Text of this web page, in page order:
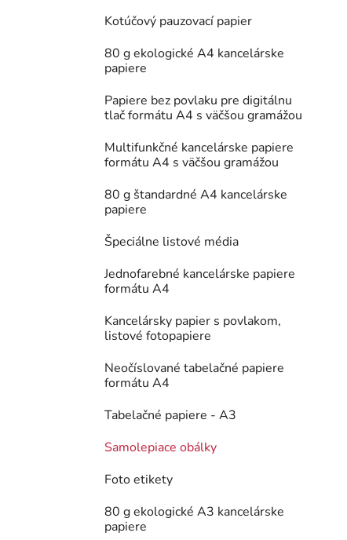
Kotúčový pauzovací papier
80 g ekologické A4 kancelárske
papiere
Papiere bez povlaku pre digitálnu
tlač formátu A4 s väčšou gramážou
Multifunkčné kancelárske papiere
formátu A4 s väčšou gramážou
80 g štandardné A4 kancelárske
papiere
Špeciálne listové média
Jednofarebné kancelárske papiere
formátu A4
Kancelársky papier s povlakom,
listové fotopapiere
Neočíslované tabelačné papiere
formátu A4
Tabelačné papiere - A3
Samolepiace obálky
Foto etikety
80 g ekologické A3 kancelárske
papiere